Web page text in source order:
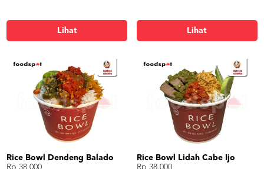
Lihat Lihat
Rice Bowl Dendeng Balado
Rp 38.000
Rice Bowl Lidah Cabe Ijo
Rp 38.000